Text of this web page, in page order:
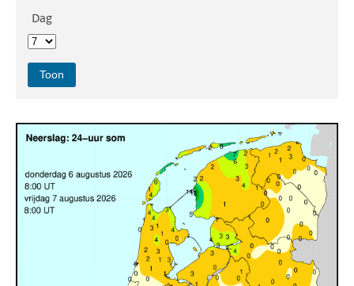
Dag
Toon